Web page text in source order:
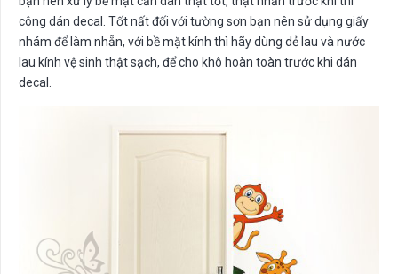
công dán decal. Tốt nất đối với tường sơn bạn nên sử dụng giấy
nhám để làm nhẵn, với bề mặt kính thì hãy dùng dẻ lau và nước
lau kính vệ sinh thật sạch, để cho khô hoàn toàn trước khi dán
decal.